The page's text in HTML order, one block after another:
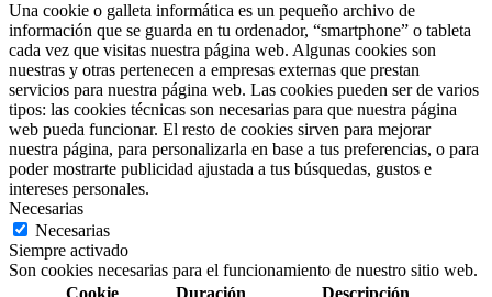
Una cookie o galleta informática es un pequeño archivo de
información que se guarda en tu ordenador, “smartphone” o tableta
cada vez que visitas nuestra página web. Algunas cookies son
nuestras y otras pertenecen a empresas externas que prestan
servicios para nuestra página web. Las cookies pueden ser de varios
tipos: las cookies técnicas son necesarias para que nuestra página
web pueda funcionar. El resto de cookies sirven para mejorar
nuestra página, para personalizarla en base a tus preferencias, o para
poder mostrarte publicidad ajustada a tus búsquedas, gustos e
intereses personales.
Necesarias
Necesarias
Siempre activado
Son cookies necesarias para el funcionamiento de nuestro sitio web.